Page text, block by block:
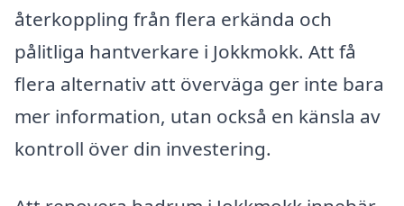
återkoppling från flera erkända och
pålitliga hantverkare i Jokkmokk. Att få
flera alternativ att överväga ger inte bara
mer information, utan också en känsla av
kontroll över din investering.